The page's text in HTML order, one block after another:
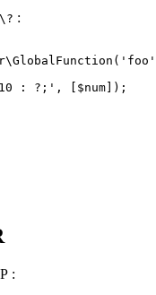
\? :
10 : ?;', [$num]);
: